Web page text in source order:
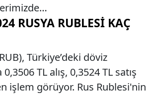
RUSYA RUBLESI KAÇ
Türkiye’deki döviz
TL alış, 0,3524 TL satış
işlem görüyor. Rus Rublesi'nin